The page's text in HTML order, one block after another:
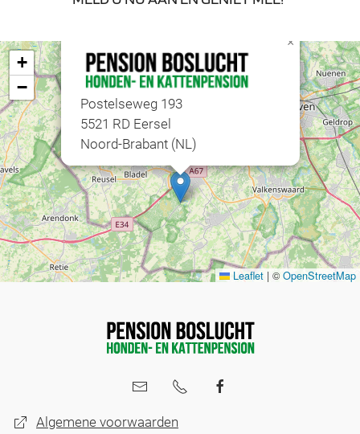
Postelseweg 193
5521 RD Eersel
Noord-Brabant (NL)
×
+
−
Leaflet | ©OpenStreetMap
Algemene voorwaarden